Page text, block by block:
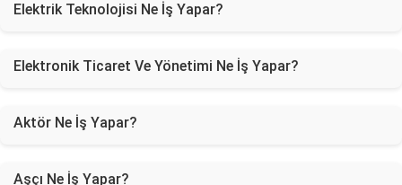
Elektrik Teknolojisi Ne İş Yapar?
Elektronik Ticaret Ve Yönetimi Ne İş Yapar?
Aktör Ne İş Yapar?
Aşçı Ne İş Yapar?